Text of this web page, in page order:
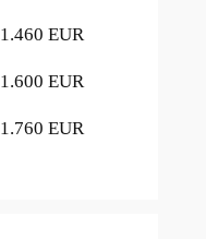
1.460 EUR
1.600 EUR
1.760 EUR